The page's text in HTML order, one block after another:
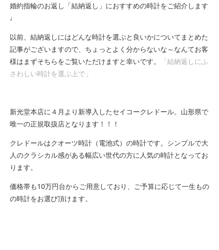
婚約指輪のお返し「結納返し」におすすめの時計をご紹介します
♩
以前、結納返しにはどんな時計を選ぶと良いかについてまとめた
記事がございますので、ちょっとよく分からないな～なんてお客
様はまずそちらをご覧いただけますと幸いです。
「結納返しにふ
さわしい時計を選ぶ上で」
新光堂本店に４月より新導入したセイコークレドール。山形県で
唯一の正規取扱店となります！！！
クレドールはクオーツ時計（電池式）の時計です。シンプルで大
人のクラシカル感がある幅広い世代の方に人気の時計となってお
ります。
価格帯も10万円台からご用意しており、ご予算に応じて一生もの
の時計をお選び頂けます。